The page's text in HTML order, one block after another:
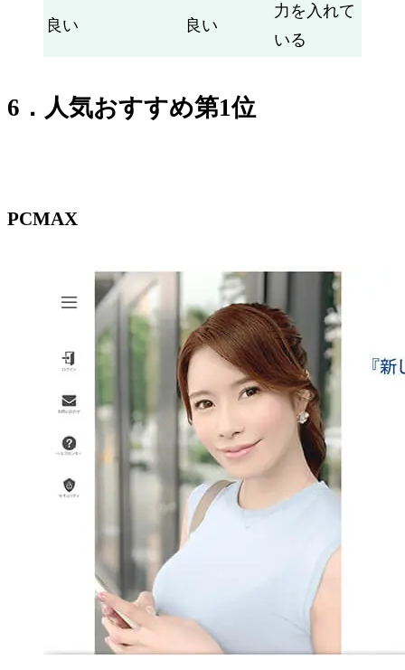
良い 良い
力を入れて
いる
6．人気おすすめ第1位
PCMAX